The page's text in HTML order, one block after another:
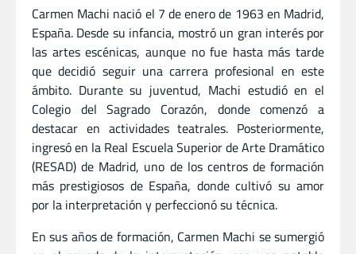
Carmen Machi nació el 7 de enero de 1963 en Madrid,
España. Desde su infancia, mostró un gran interés por
las artes escénicas, aunque no fue hasta más tarde
que decidió seguir una carrera profesional en este
ámbito. Durante su juventud, Machi estudió en el
Colegio del Sagrado Corazón, donde comenzó a
destacar en actividades teatrales. Posteriormente,
ingresó en la Real Escuela Superior de Arte Dramático
(RESAD) de Madrid, uno de los centros de formación
más prestigiosos de España, donde cultivó su amor
por la interpretación y perfeccionó su técnica.
En sus años de formación, Carmen Machi se sumergió